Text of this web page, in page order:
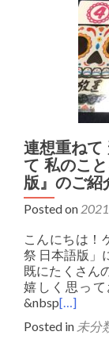
連想重ねて
て 私のこ
版』のご紹
Posted on
こんにちは！
祭 日本語版」
既にたくさん
嬉しく思って
&nbsp[…]
Posted in 未分